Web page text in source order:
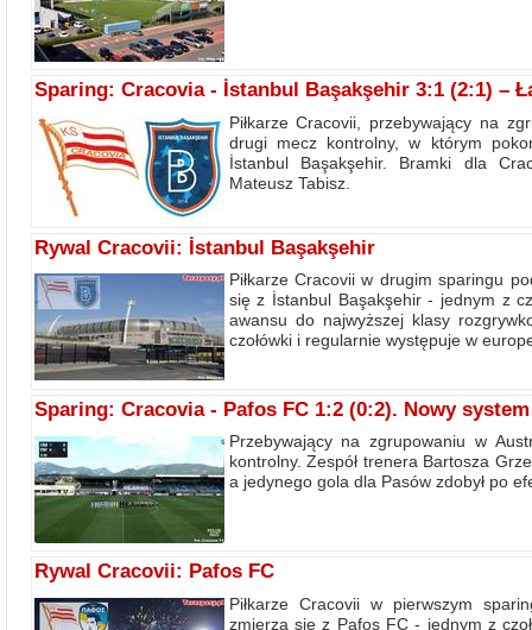
Sparing: Cracovia - İstanbul Başakşehir 3:1 (2:1) –
Piłkarze Cracovii, przebywający na
drugi mecz kontrolny, w którym
İstanbul Başakşehir. Bramki dla
Mateusz Tabisz.
Rywal Cracovii: İstanbul Başakşehir
Piłkarze Cracovii w drugim sparingu
się z İstanbul Başakşehir - jednym z
awansu do najwyższej klasy
czołówki i regularnie występuje w
Sparing: Cracovia - Pafos FC 1:2 (0:2). Nowy
Przebywający na zgrupowaniu w
kontrolny. Zespół trenera Bartosza
a jedynego gola dla Pasów zdobył po
Rywal Cracovii: Pafos FC
Piłkarze Cracovii w pierwszym
zmierzą się z Pafos FC - jednym z